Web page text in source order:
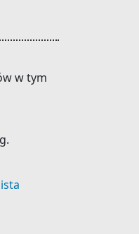
w tym